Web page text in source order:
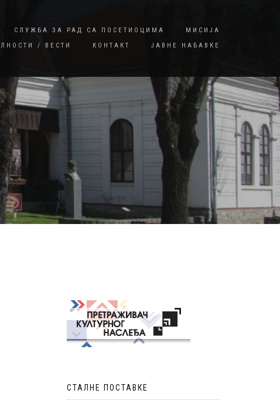
СЛУЖБА ЗА РАД СА ПОСЕТИОЦИМА
МИСИЈА
/ ВЕСТИ
КОНТАКТ ЈАВНЕ НАБАВКЕ
СТАЛНЕ ПОСТАВКЕ